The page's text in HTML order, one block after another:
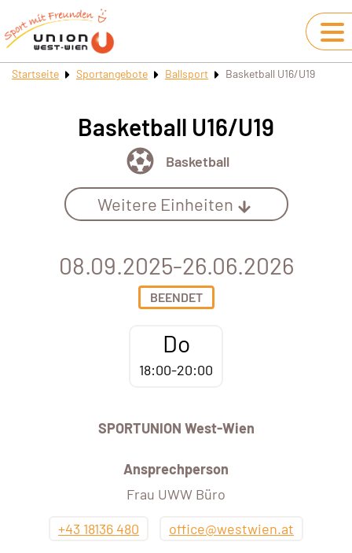
Startseite Sportangebote Ballsport Basketball U16/U19
Basketball U16/U19
Basketball
Weitere Einheiten
08.09.2025-26.06.2026
BEENDET
Do
18:00-20:00
SPORTUNION West-Wien
Ansprechperson
Frau UWW Büro
+43 18136 480
office@westwien.at